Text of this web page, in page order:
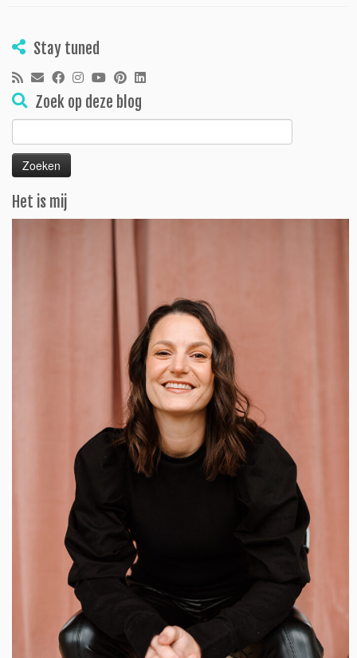
Stay tuned
Zoek op deze blog
Zoeken
naar:
Het is mij